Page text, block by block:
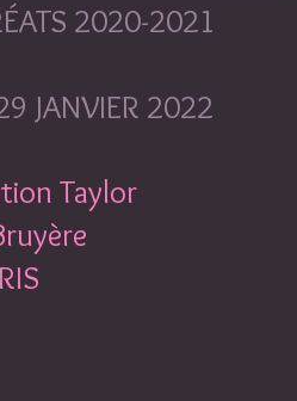
2020-2021
JANVIER 2022
Taylor